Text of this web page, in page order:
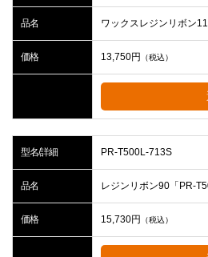
品名 ワックスレジンリボン
価格 13,750円 （税込）
型名/詳細 PR-T500L-713S
品名 レジンリボン90「PR-
価格 15,730円 （税込）